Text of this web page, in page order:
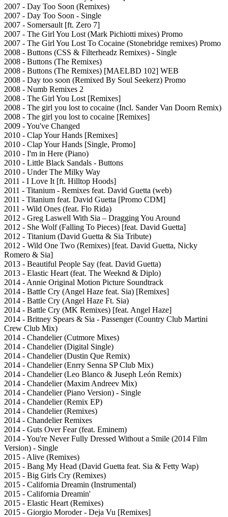
2007 - Day Too Soon (Remixes)
2007 - Day Too Soon - Single
2007 - Somersault [ft. Zero 7]
2007 - The Girl You Lost (Mark Pichiotti mixes) Promo
2007 - The Girl You Lost To Cocaine (Stonebridge remixes) Promo
2008 - Buttons (CSS & Filterheadz Remixes) - Single
2008 - Buttons (The Remixes)
2008 - Buttons (The Remixes) [MAELBD 102] WEB
2008 - Day too soon (Remixed By Soul Seekerz) Promo
2008 - Numb Remixes 2
2008 - The Girl You Lost [Remixes]
2008 - The girl you lost to cocaine (Incl. Sander Van Doorn Remix)
2008 - The girl you lost to cocaine [Remixes]
2009 - You've Changed
2010 - Clap Your Hands [Remixes]
2010 - Clap Your Hands [Single, Promo]
2010 - I'm in Here (Piano)
2010 - Little Black Sandals - Buttons
2010 - Under The Milky Way
2011 - I Love It [ft. Hilltop Hoods]
2011 - Titanium - Remixes feat. David Guetta (web)
2011 - Titanium feat. David Guetta [Promo CDM]
2011 - Wild Ones (feat. Flo Rida)
2012 - Greg Laswell With Sia ‎– Dragging You Around
2012 - She Wolf (Falling To Pieces) [feat. David Guetta]
2012 - Titanium (David Guetta & Sia Tribute)
2012 - Wild One Two (Remixes) [feat. David Guetta, Nicky
Romero & Sia]
2013 - Beautiful People Say (feat. David Guetta)
2013 - Elastic Heart (feat. The Weeknd & Diplo)
2014 - Annie Original Motion Picture Soundtrack
2014 - Battle Cry (Angel Haze feat. Sia) [Remixes]
2014 - Battle Cry (Angel Haze Ft. Sia)
2014 - Battle Cry (MK Remixes) [feat. Angel Haze]
2014 - Britney Spears & Sia - Passenger (Country Club Martini
Crew Club Mix)
2014 - Chandelier (Cutmore Mixes)
2014 - Chandelier (Digital Single)
2014 - Chandelier (Dustin Que Remix)
2014 - Chandelier (Enrry Senna SP Club Mix)
2014 - Chandelier (Leo Blanco & Juseph León Remix)
2014 - Chandelier (Maxim Andreev Mix)
2014 - Chandelier (Piano Version) - Single
2014 - Chandelier (Remix EP)
2014 - Chandelier (Remixes)
2014 - Chandelier Remixes
2014 - Guts Over Fear (feat. Eminem)
2014 - You're Never Fully Dressed Without a Smile (2014 Film
Version) - Single
2015 - Alive (Remixes)
2015 - Bang My Head (David Guetta feat. Sia & Fetty Wap)
2015 - Big Girls Cry (Remixes)
2015 - California Dreamin (Instrumental)
2015 - California Dreamin'
2015 - Elastic Heart (Remixes)
2015 - Giorgio Moroder - Deja Vu [Remixes]